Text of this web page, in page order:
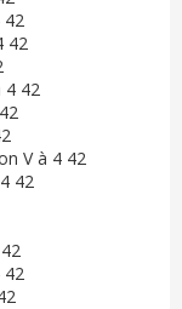
42
42
4 42
V à 4 42
42
42